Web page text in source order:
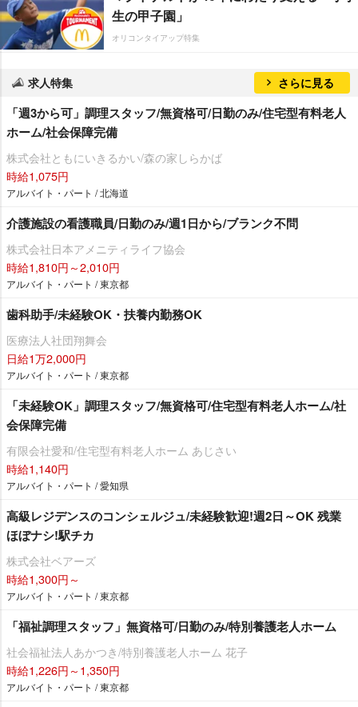
生の甲子園」
オリコンタイアップ特集
求人特集 さらに見る
「週3から可」調理スタッフ/無資格可/日勤のみ/住宅型有料老人
ホーム/社会保障完備
株式会社ともにいきるかい/森の家しらかば
時給1,075円
アルバイト・パート / 北海道
介護施設の看護職員/日勤のみ/週1日から/ブランク不問
株式会社日本アメニティライフ協会
時給1,810円～2,010円
アルバイト・パート / 東京都
歯科助手/未経験OK・扶養内勤務OK
医療法人社団翔舞会
日給1万2,000円
アルバイト・パート / 東京都
「未経験OK」調理スタッフ/無資格可/住宅型有料老人ホーム/社
会保障完備
有限会社愛和/住宅型有料老人ホーム あじさい
時給1,140円
アルバイト・パート / 愛知県
高級レジデンスのコンシェルジュ/未経験歓迎!週2日～OK 残業
ほぼナシ!駅チカ
株式会社ベアーズ
時給1,300円～
アルバイト・パート / 東京都
「福祉調理スタッフ」無資格可/日勤のみ/特別養護老人ホーム
社会福祉法人あかつき/特別養護老人ホーム 花子
時給1,226円～1,350円
アルバイト・パート / 東京都